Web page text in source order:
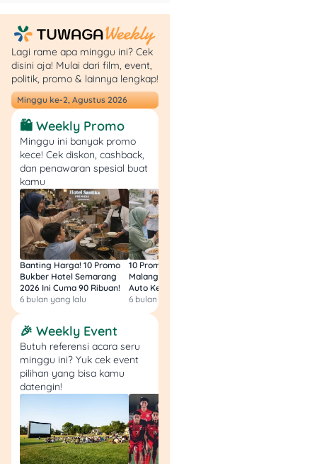
mahal.
Share houseseperti
Oakhouse atau
Borderless House
biasanya cuma
minta deposit 1 bulan
tanpa reikin.
Nego dengan
agentkalau
apartemen sudah
lama kosong. Reikin
sering bisa
dihilangkan.
Sebelum kamu fix
berangkat dan booking
tiket pesawat ke Tokyo,
pastikan budget pindahan
minimal Rp 40 juta sudah
aman di rekening. Gaji
bulan pertama biasanya
kepake buat bayar biaya
pindahan kamu, bukan
langsung masuk tabungan.
Lagi rame apa minggu ini? Cek
disini aja! Mulai dari film, event,
politik, promo & lainnya lengkap!
Minggu ke-2, Agustus 2026
🛍️ Weekly Promo
Minggu ini banyak promo
kece! Cek diskon, cashback,
dan penawaran spesial buat
kamu
Banting Harga! 10 Promo
Bukber Hotel Semarang
2026 Ini Cuma 90 Ribuan!
6 bulan yang lalu
10 Promo Bukber Hotel
Malang 2026: Start 75rb,
Auto Kenyang!
6 bulan yang lalu
🎉 Weekly Event
Butuh referensi acara seru
minggu ini? Yuk cek event
pilihan yang bisa kamu
datengin!